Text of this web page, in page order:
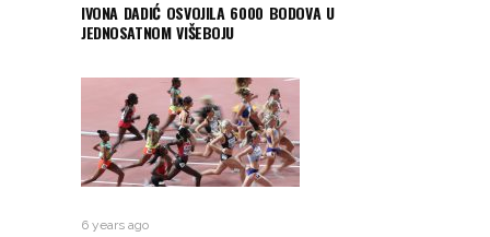
IVONA DADIĆ OSVOJILA 6000 BODOVA U
JEDNOSATNOM VIŠEBOJU
6 years ago